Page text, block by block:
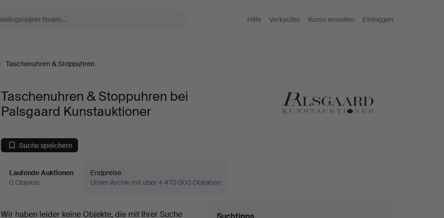
Hilfe Verkaufen Konto erstellen Einloggen
/ Taschenuhren & Stoppuhren
Taschenuhren & Stoppuhren bei
Palsgaard Kunstauktioner
Suche speichern
Laufende Auktionen
0 Objekte
Endpreise
Unser Archiv mit über 4 470 000 Objekten
Laufende
Wir haben leider keine Objekte, die mit Ihrer Suche